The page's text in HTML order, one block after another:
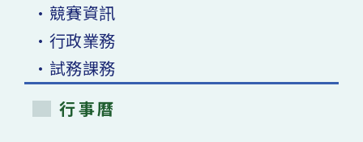
•競賽資訊
•行政業務
•試務課務
行事曆